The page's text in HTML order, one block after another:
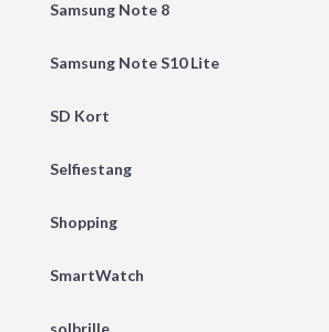
Samsung Note 8
Samsung Note S10 Lite
SD Kort
Selfiestang
Shopping
SmartWatch